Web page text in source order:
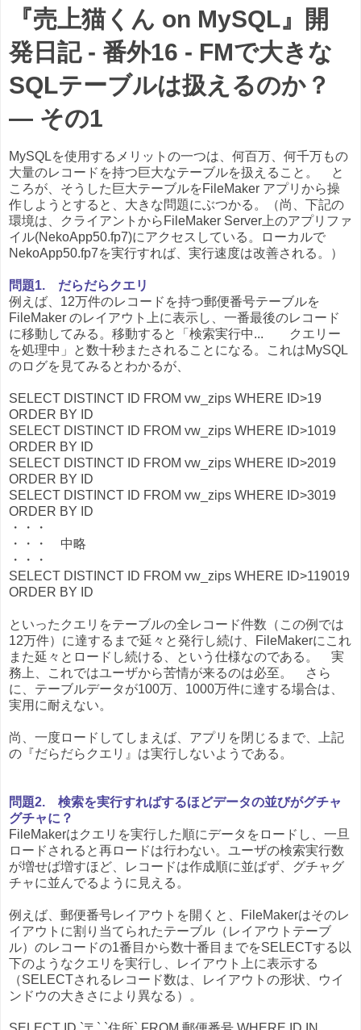
『売上猫くん on MySQL』開
発日記 - 番外16 - FMで大きな
SQLテーブルは扱えるのか？
― その1
MySQLを使用するメリットの一つは、何百万、何千万もの
大量のレコードを持つ巨大なテーブルを扱えること。 と
ころが、そうした巨大テーブルをFileMaker アプリから操
作しようとすると、大きな問題にぶつかる。（尚、下記の
環境は、クライアントからFileMaker Server上のアプリファ
イル(NekoApp50.fp7)にアクセスしている。ローカルで
NekoApp50.fp7を実行すれば、実行速度は改善される。）
問題1. だらだらクエリ
例えば、12万件のレコードを持つ郵便番号テーブルを
FileMaker のレイアウト上に表示し、一番最後のレコード
に移動してみる。移動すると「検索実行中... クエリー
を処理中」と数十秒またされることになる。これはMySQL
のログを見てみるとわかるが、
SELECT DISTINCT ID FROM vw_zips WHERE ID>19
ORDER BY ID
SELECT DISTINCT ID FROM vw_zips WHERE ID>1019
ORDER BY ID
SELECT DISTINCT ID FROM vw_zips WHERE ID>2019
ORDER BY ID
SELECT DISTINCT ID FROM vw_zips WHERE ID>3019
ORDER BY ID
・・・
・・・ 中略
・・・
SELECT DISTINCT ID FROM vw_zips WHERE ID>119019
ORDER BY ID
といったクエリをテーブルの全レコード件数（この例では
12万件）に達するまで延々と発行し続け、FileMakerにこれ
また延々とロードし続ける、という仕様なのである。 実
務上、これではユーザから苦情が来るのは必至。 さら
に、テーブルデータが100万、1000万件に達する場合は、
実用に耐えない。
尚、一度ロードしてしまえば、アプリを閉じるまで、上記
の『だらだらクエリ』は実行しないようである。
問題2. 検索を実行すればするほどデータの並びがグチャ
グチャに？
FileMakerはクエリを実行した順にデータをロードし、一旦
ロードされると再ロードは行わない。ユーザの検索実行数
が増せば増すほど、レコードは作成順に並ばず、グチャグ
チャに並んでるように見える。
例えば、郵便番号レイアウトを開くと、FileMakerはそのレ
イアウトに割り当てられたテーブル（レイアウトテーブ
ル）のレコードの1番目から数十番目までをSELECTする以
下のようなクエリを実行し、レイアウト上に表示する
（SELECTされるレコード数は、レイアウトの形状、ウイ
ンドウの大きさにより異なる）。